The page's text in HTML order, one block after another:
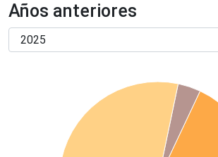
Años anteriores